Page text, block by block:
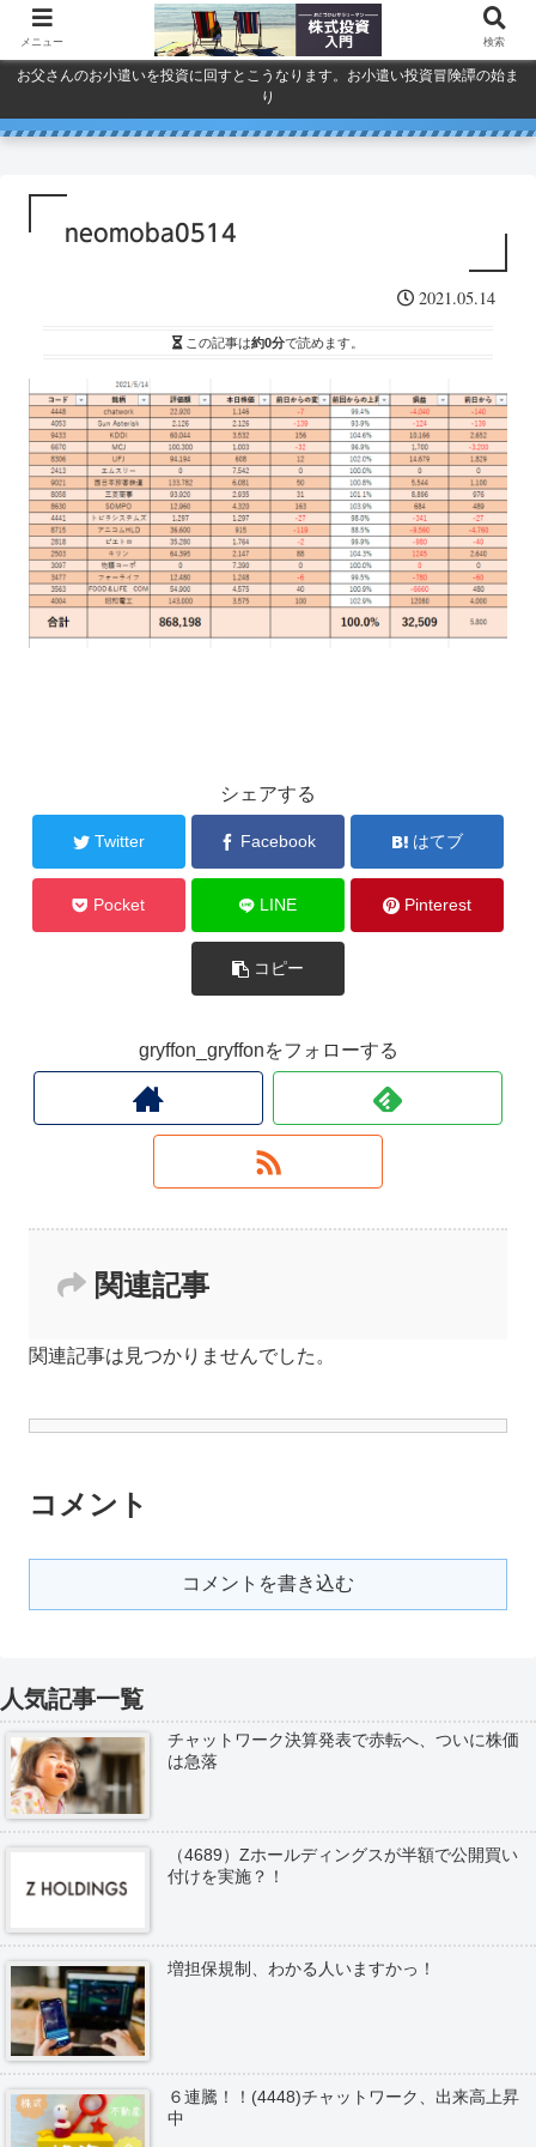
お父さんのお小遣いを投資に回すとこうなります。お小遣い投資冒険譚の始ま
り
neomoba0514
2021.05.14
この記事は約0分で読めます。
シェアする
Twitter Facebook はてブ
Pocket LINE Pinterest
コピー
gryffon_gryffonをフォローする
関連記事
関連記事は見つかりませんでした。
コメント
コメントを書き込む
人気記事一覧
チャットワーク決算発表で赤転へ、ついに株価
は急落
（4689）Zホールディングスが半額で公開買い
付けを実施？！
増担保規制、わかる人いますかっ！
６連騰！！(4448)チャットワーク、出来高上昇
中
メニュー 検索